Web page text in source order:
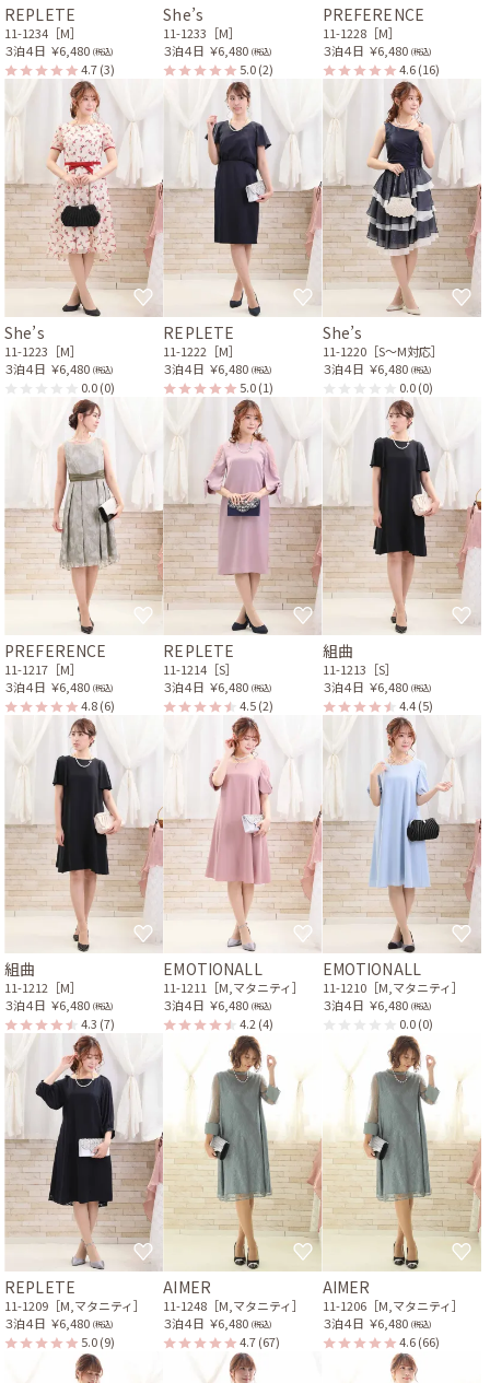
REPLETE
11-1234［M］
３泊４日 ￥6,480 (税込)
4.7(3)
She’s
11-1233［M］
３泊４日 ￥6,480 (税込)
5.0(2)
PREFERENCE
11-1228［M］
３泊４日 ￥6,480 (税込)
4.6(16)
She’s
11-1223［M］
３泊４日 ￥6,480 (税込)
0.0(0)
REPLETE
11-1222［M］
３泊４日 ￥6,480 (税込)
5.0(1)
She’s
11-1220［S〜M対応］
３泊４日 ￥6,480 (税込)
0.0(0)
PREFERENCE
11-1217［M］
３泊４日 ￥6,480 (税込)
4.8(6)
REPLETE
11-1214［S］
３泊４日 ￥6,480 (税込)
4.5(2)
組曲
11-1213［S］
３泊４日 ￥6,480 (税込)
4.4(5)
組曲
11-1212［M］
３泊４日 ￥6,480 (税込)
4.3 (7)
EMOTIONALL
11-1211［M,マタニティ］
３泊４日 ￥6,480 (税込)
4.2 (4)
EMOTIONALL
11-1210［M,マタニティ］
３泊４日 ￥6,480 (税込)
0.0(0)
REPLETE
11-1209［M,マタニティ］
３泊４日 ￥6,480 (税込)
5.0(9)
AIMER
11-1248［M,マタニティ］
３泊４日 ￥6,480 (税込)
4.7(67)
AIMER
11-1206［M,マタニティ］
３泊４日 ￥6,480 (税込)
4.6(66)